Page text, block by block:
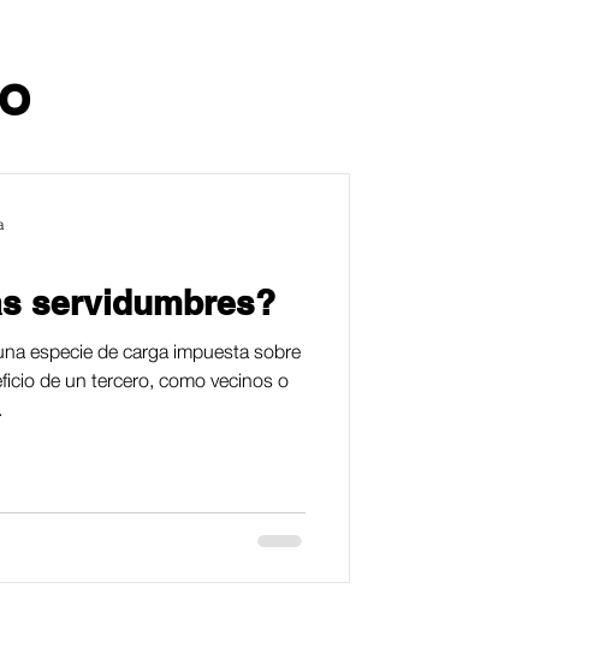
servidumbres?
especie de carga impuesta sobre
de un tercero, como vecinos o